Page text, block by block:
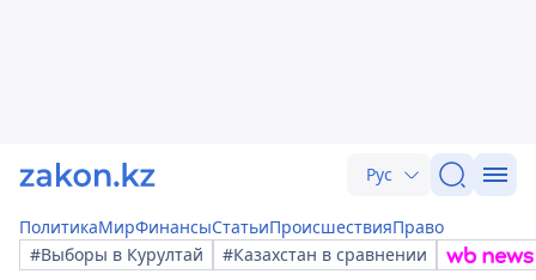
Рус
ПолитикаМирФинансыСтатьиПроисшествияПраво
#Выборы в Курултай
#Казахстан в сравнении